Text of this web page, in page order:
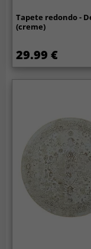
Tapete redondo -
(creme)
29.99 €